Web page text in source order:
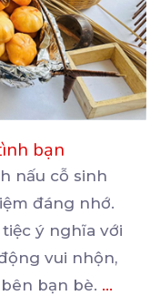
bạn
nấu cỗ sinh
đáng nhớ.
ý nghĩa với
vui nhộn,
bạn bè. ...